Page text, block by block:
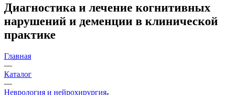
Диагностика и лечение когнитивных
нарушений и деменции в клинической
практике
Главная
—
Каталог
—
Неврология и нейрохирургия